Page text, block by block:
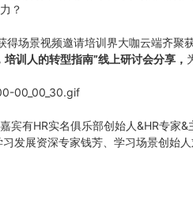
？
得场景视频邀请培训界大咖云端齐聚
培训人的转型指南”线上研讨会分享，
宾有HR实名俱乐部创始人&HR专家
发展资深专家钱芳、学习场景创始